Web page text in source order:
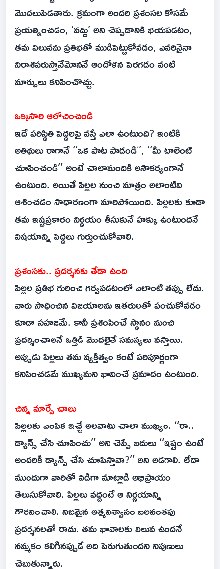
మొదలుపెడతారు. క్రమంగా అందరి ప్రశంసల కోసమే
ప్రయత్నించడం, ‘వద్దు’ అని చెప్పడానికి భయపడటం,
తమ విలువను ప్రతిభతో ముడిపెట్టుకోవడం, ఎవరినైనా
నిరాశపరుస్తానేమోననే ఆందోళన పెరగడం వంటి
మార్పులు కనిపించొచ్చు.
ఒక్కసారి ఆలోచించండి
ఇదే పరిస్థితి పెద్దలపై వస్తే ఎలా ఉంటుంది? ఇంటికి
అతిథులు రాగానే ‘‘ఒక పాట పాడండి’’, ‘‘మీ టాలెంట్‌
చూపించండి’’ అంటే చాలామందికి అసౌకర్యంగానే
ఉంటుంది. అయితే పిల్లల నుంచి మాత్రం అలాంటివి
ఆశించడం సాధారణంగా మారిపోయింది. పిల్లలకు కూడా
తమ ఇష్టప్రకారం నిర్ణయం తీసుకునే హక్కు ఉంటుందనే
విషయాన్ని పెద్దలు గుర్తుంచుకోవాలి.
ప్రశంసకు.. ప్రదర్శనకు తేడా ఉంది
పిల్లల ప్రతిభ గురించి గర్వపడటంలో ఎలాంటి తప్పు లేదు.
వారు సాధించిన విజయాలను ఇతరులతో పంచుకోవడం
కూడా సహజమే. కానీ ప్రశంసించే స్థానం నుంచి
ప్రదర్శించాలనే ఒత్తిడి మొదలైతే సమస్యలు వస్తాయి.
అప్పుడు పిల్లలు తమ వ్యక్తిత్వం కంటే పరిపూర్ణంగా
కనిపించడమే ముఖ్యమని భావించే ప్రమాదం ఉంటుంది.
చిన్న మార్పే చాలు
పిల్లలకు ఎంపిక ఇచ్చే అలవాటు చాలా ముఖ్యం. ‘‘రా..
డ్యాన్స్‌ చేసి చూపించు’’ అని చెప్పే బదులు ‘‘ఇష్టం ఉంటే
అందరికీ డ్యాన్స్‌ చేసి చూపిస్తావా?’’ అని అడగాలి. లేదా
ముందుగా వారితో విడిగా మాట్లాడి అభిప్రాయం
తెలుసుకోవాలి. పిల్లలు వద్దంటే ఆ నిర్ణయాన్ని
గౌరవించాలి. నిజమైన ఆత్మవిశ్వాసం బలవంతపు
ప్రదర్శనలతో రాదు. తమ భావాలకు విలువ ఉందనే
నమ్మకం కలిగినప్పుడే అది పెరుగుతుందని నిపుణులు
చెబుతున్నారు.